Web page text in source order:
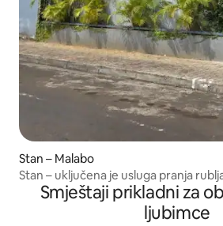
Stan – Malabo
Stan – uključena je usluga pranja
Smještaji prikladni za
ljubimce